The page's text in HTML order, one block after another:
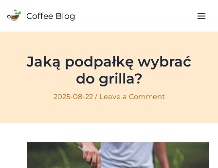
Coffee Blog
Jaką podpałkę wybrać
do grilla?
2025-08-22 / Leave a Comment